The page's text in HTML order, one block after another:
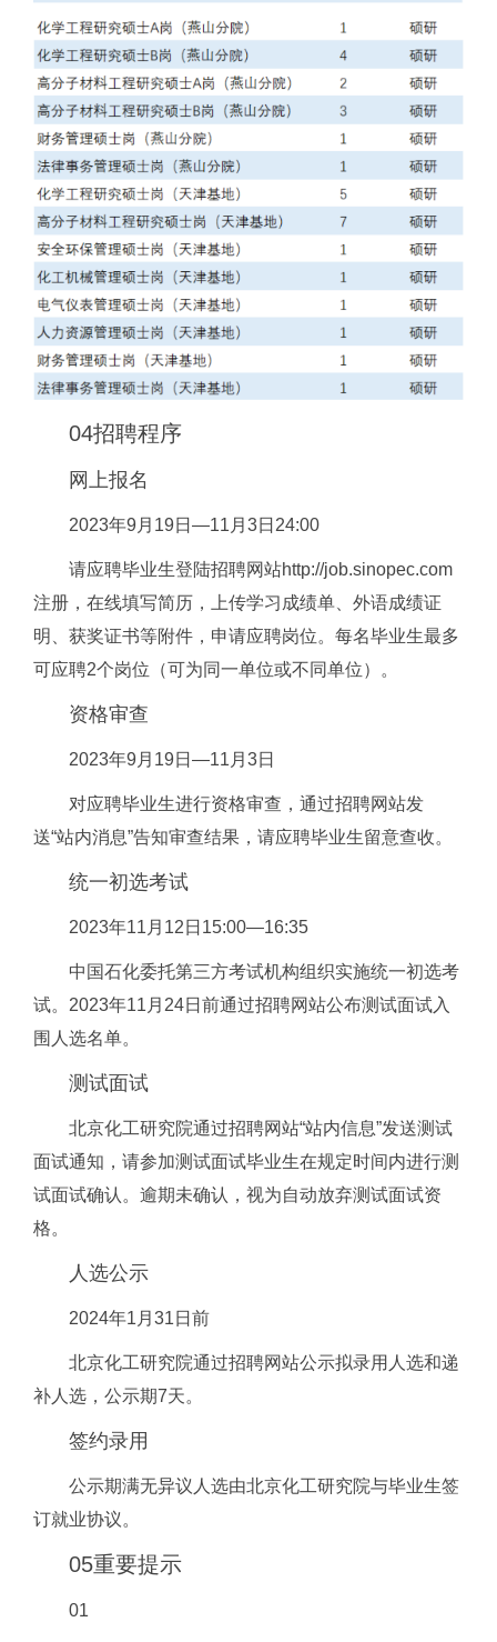
04招聘程序
网上报名
2023年9月19日—11月3日24:00
请应聘毕业生登陆招聘网站http://job.sinopec.com
注册，在线填写简历，上传学习成绩单、外语成绩证
明、获奖证书等附件，申请应聘岗位。每名毕业生最多
可应聘2个岗位（可为同一单位或不同单位）。
资格审查
2023年9月19日—11月3日
对应聘毕业生进行资格审查，通过招聘网站发
送“站内消息”告知审查结果，请应聘毕业生留意查收。
统一初选考试
2023年11月12日15:00—16:35
中国石化委托第三方考试机构组织实施统一初选考
试。2023年11月24日前通过招聘网站公布测试面试入
围人选名单。
测试面试
北京化工研究院通过招聘网站“站内信息”发送测试
面试通知，请参加测试面试毕业生在规定时间内进行测
试面试确认。逾期未确认，视为自动放弃测试面试资
格。
人选公示
2024年1月31日前
北京化工研究院通过招聘网站公示拟录用人选和递
补人选，公示期7天。
签约录用
公示期满无异议人选由北京化工研究院与毕业生签
订就业协议。
05重要提示
01